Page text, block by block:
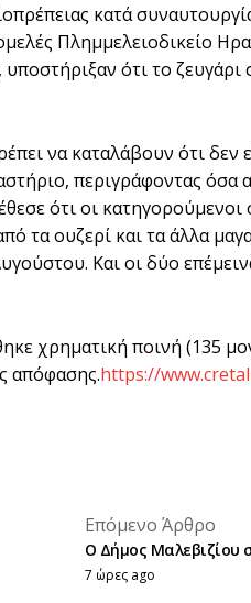
κατά
Πλημμελειοδικείο
ότι το
να καταλάβουν ότι
περιγράφοντας όσα
ότι οι
τα ουζερί και τα άλλα
Και οι δύο
χρηματική ποινή (135
απόφασης.https://
placeholder text
Επόμενο Άρθρο
Ο Δήμος Μαλεβιζίου
7 ώρες ago